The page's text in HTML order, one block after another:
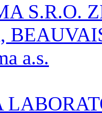
S.R.O.
a.s.